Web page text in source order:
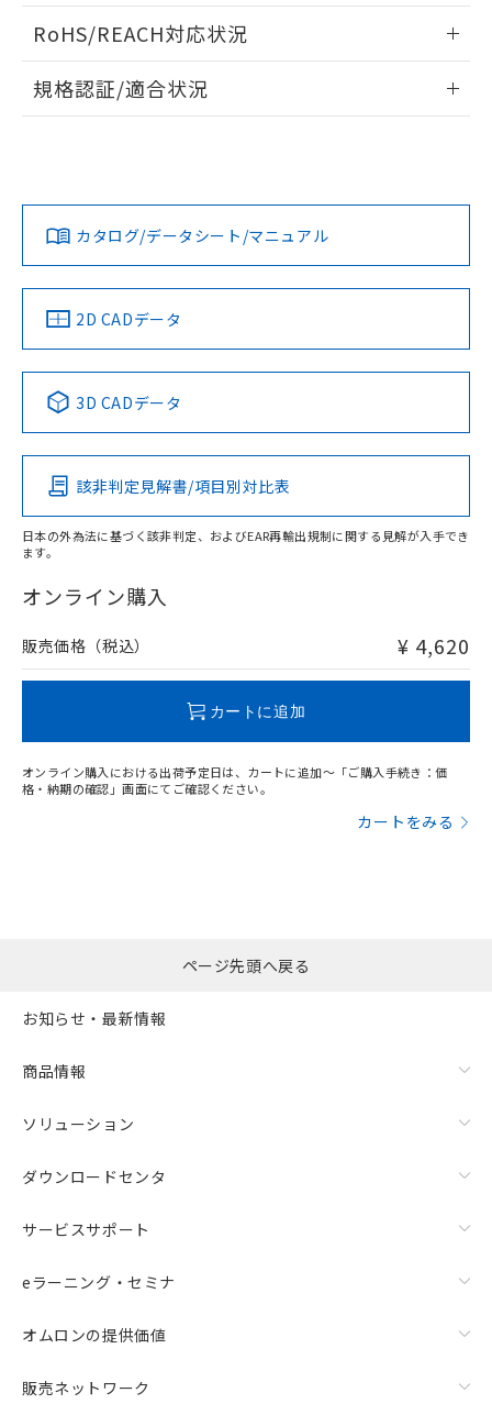
開閉容量
ドすることができます。
ログイン/会員登録
ダウンロードデータをご利用いただく前に、以下を必ずお読
みください。
ソフトウェアの使用条件
RoHS/REACH対応状況
EU RoHS 注意事項・凡例
対応済み
中国 RoHS 注意事項・凡例
Pb Hg Cd Cr(VI)
O
在庫等で未対応品が混在する可能性があります。
問い合わせください。
規格認証/適合状況
LR型式承認
（イギリス
船舶規格）
DNV型式承認
（ノルウェー
BV型式承認
（フランス
KR型式
（韓国
No No No No
この製品の規格認証/適合状況ページへ
その他の認証はこちらのページからご検索ください
カタログ/データシート/マニュアル
2D CADデータ
3D CADデータ
該非判定見解書/項目別対比表
日本の外為法に基づく該非判定、およびEAR再輸出規制に関する見解が入手でき
ます。
オンライン購入
販売価格（税込） ¥ 4,620
カートに追加
オンライン購入における出荷予定日は、カートに追加～「ご購入手続き：価
格・納期の確認」画面にてご確認ください。
カートをみる
ページ先頭へ戻る
お知らせ・最新情報
商品情報
ソリューション
ダウンロードセンタ
サービスサポート
eラーニング・セミナ
オムロンの提供価値
販売ネットワーク